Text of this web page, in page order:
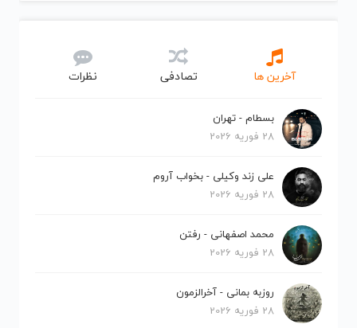
آخرین ها تصادفی نظرات
بسطام - تهران
28 فوریه 2026
علی زند وکیلی - بخواب آروم
28 فوریه 2026
محمد اصفهانی - رفتن
28 فوریه 2026
روزبه بمانی - آخرالزمون
28 فوریه 2026